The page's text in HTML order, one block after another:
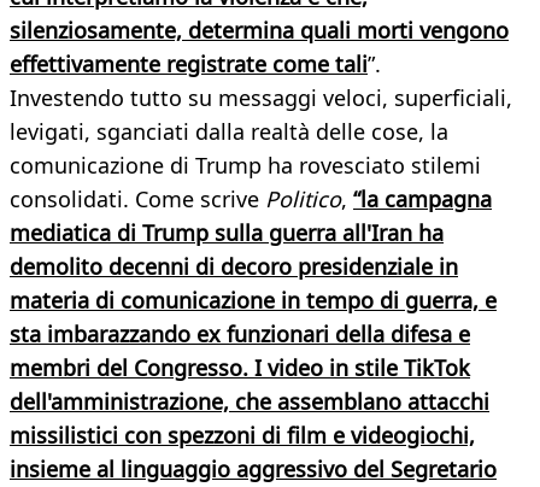
silenziosamente, determina quali morti vengono
effettivamente registrate come tali”.
Investendo tutto su messaggi veloci, superficiali,
levigati, sganciati dalla realtà delle cose, la
comunicazione di Trump ha rovesciato stilemi
consolidati. Come scrive Politico, “la campagna
mediatica di Trump sulla guerra all'Iran ha
demolito decenni di decoro presidenziale in
materia di comunicazione in tempo di guerra, e
sta imbarazzando ex funzionari della difesa e
membri del Congresso. I video in stile TikTok
dell'amministrazione, che assemblano attacchi
missilistici con spezzoni di film e videogiochi,
insieme al linguaggio aggressivo del Segretario